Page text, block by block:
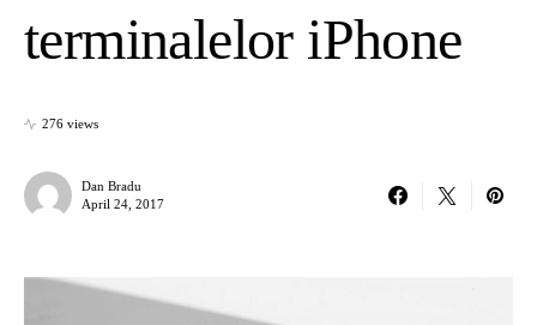
terminalelor iPhone
276 views
Dan Bradu
April 24, 2017